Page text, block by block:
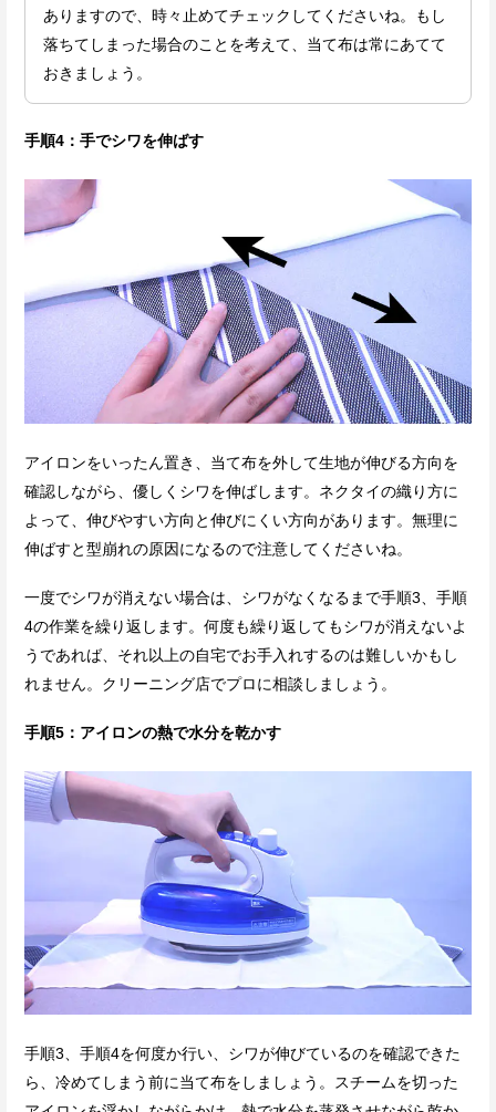
ありますので、時々止めてチェックしてくださいね。もし
落ちてしまった場合のことを考えて、当て布は常にあてて
おきましょう。
手順4：手でシワを伸ばす
アイロンをいったん置き、当て布を外して生地が伸びる方向を
確認しながら、優しくシワを伸ばします。ネクタイの織り方に
よって、伸びやすい方向と伸びにくい方向があります。無理に
伸ばすと型崩れの原因になるので注意してくださいね。
一度でシワが消えない場合は、シワがなくなるまで手順3、手順
4の作業を繰り返します。何度も繰り返してもシワが消えないよ
うであれば、それ以上の自宅でお手入れするのは難しいかもし
れません。クリーニング店でプロに相談しましょう。
手順5：アイロンの熱で水分を乾かす
手順3、手順4を何度か行い、シワが伸びているのを確認できた
ら、冷めてしまう前に当て布をしましょう。スチームを切った